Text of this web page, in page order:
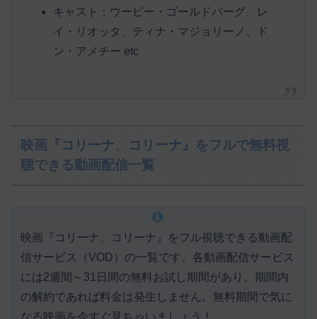
キャスト：ウーピー・ゴールドバーグ、レ
イ・リオッタ、ティナ・マジョリーノ、ド
ン・アメチー etc
映画『コリーナ、コリーナ』をフルで無料視
聴できる動画配信一覧
映画『コリーナ、コリーナ』をフル視聴できる動画配
信サービス（VOD）の一覧です。各動画配信サービス
には2週間～31日間の無料お試し期間があり、期間内
の解約であれば料金は発生しません。 無料期間で気に
なる映画を今すぐ見ちゃいましょう！